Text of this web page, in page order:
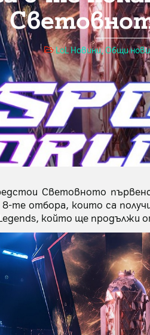
LoL Новини,Общи
Световното
те отбора, които са
който ще продължи